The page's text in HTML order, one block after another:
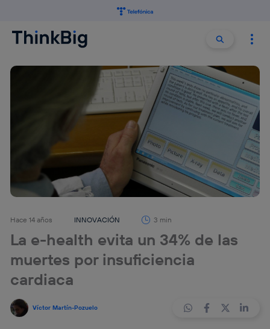
Buscar
Hace 14 años INNOVACIÓN 3 min
La e-health evita un 34% de las
muertes por insuficiencia
cardiaca
Víctor Martín-Pozuelo